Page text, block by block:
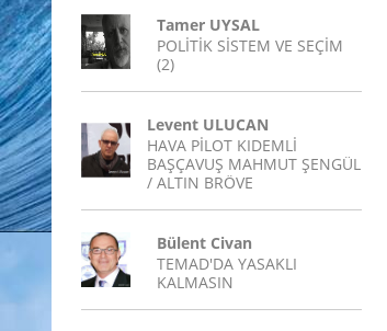
Tamer UYSAL
POLİTİK SİSTEM VE SEÇİM
(2)
Levent ULUCAN
HAVA PİLOT KIDEMLİ
BAŞÇAVUŞ MAHMUT ŞENGÜL
/ ALTIN BRÖVE
Bülent Civan
TEMAD'DA YASAKLI
KALMASIN